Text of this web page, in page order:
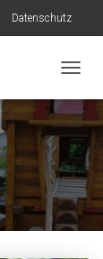
Datenschutz